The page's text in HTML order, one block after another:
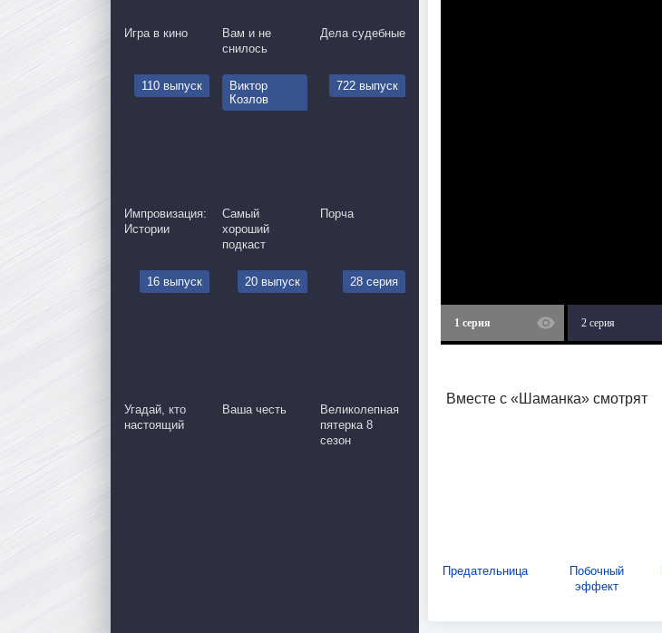
1 серия 2 серия
Вместе с «Шаманка» смотрят
Предательница
Побочный
эффект
Игра в кино
Вам и не
снилось
Дела судебные
110 выпуск
Импровизация:
Истории
Виктор
Козлов
Самый
хороший
подкаст
722 выпуск
Порча
16 выпуск
Угадай, кто
настоящий
20 выпуск
Ваша честь
28 серия
Великолепная
пятерка 8
сезон